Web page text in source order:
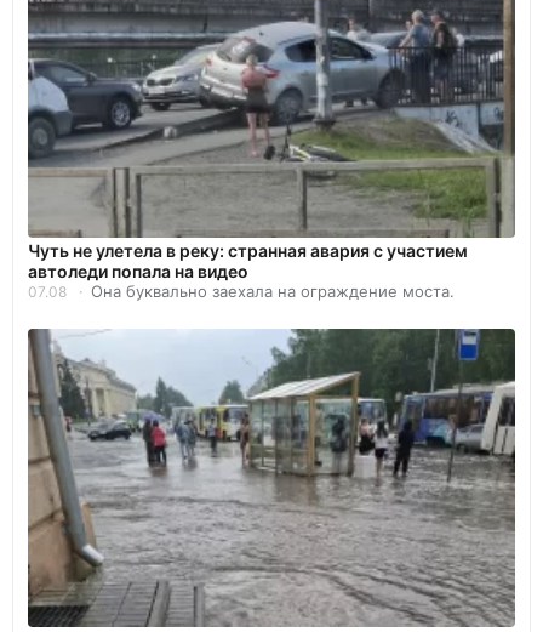
Чуть не улетела в реку: странная авария с участием
автоледи попала на видео
07.08 Она буквально заехала на ограждение моста.